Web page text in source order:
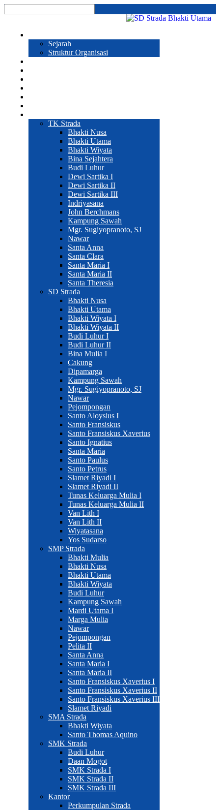
Sejarah
Struktur Organisasi
TK Strada
Bhakti Nusa
Bhakti Utama
Bhakti Wiyata
Bina Sejahtera
Budi Luhur
Dewi Sartika I
Dewi Sartika II
Dewi Sartika III
Indriyasana
John Berchmans
Kampung Sawah
Mgr. Sugiyopranoto, SJ
Nawar
Santa Anna
Santa Clara
Santa Maria I
Santa Maria II
Santa Theresia
SD Strada
Bhakti Nusa
Bhakti Utama
Bhakti Wiyata I
Bhakti Wiyata II
Budi Luhur I
Budi Luhur II
Bina Mulia I
Cakung
Dipamarga
Kampung Sawah
Mgr. Sugiyopranoto, SJ
Nawar
Pejompongan
Santo Aloysius I
Santo Fransiskus
Santo Fransiskus Xaverius
Santo Ignatius
Santa Maria
Santo Paulus
Santo Petrus
Slamet Riyadi I
Slamet Riyadi II
Tunas Keluarga Mulia I
Tunas Keluarga Mulia II
Van Lith I
Van Lith II
Wiyatasana
Yos Sudarso
SMP Strada
Bhakti Mulia
Bhakti Nusa
Bhakti Utama
Bhakti Wiyata
Budi Luhur
Kampung Sawah
Mardi Utama I
Marga Mulia
Nawar
Pejompongan
Pelita II
Santa Anna
Santa Maria I
Santa Maria II
Santo Fransiskus Xaverius I
Santo Fransiskus Xaverius II
Santo Fransiskus Xaverius III
Slamet Riyadi
SMA Strada
Bhakti Wiyata
Santo Thomas Aquino
SMK Strada
Budi Luhur
Daan Mogot
SMK Strada I
SMK Strada II
SMK Strada III
Kantor
Perkumpulan Strada